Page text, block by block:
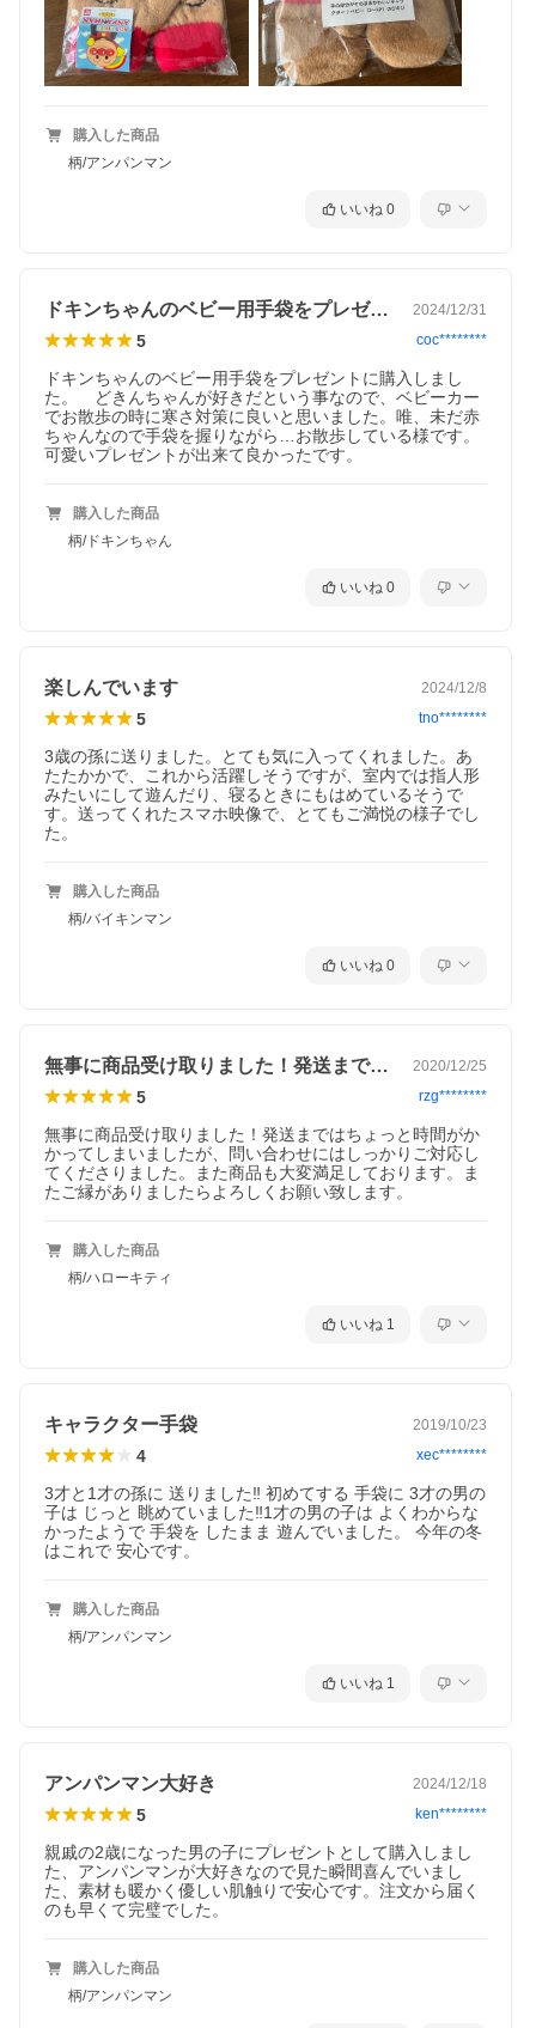
購入した商品
柄/アンパンマン
いいね 0
ドキンちゃんのベビー用手袋をプレゼント… 2024/12/31
5 coc********
ドキンちゃんのベビー用手袋をプレゼントに購入しまし
た。　どきんちゃんが好きだという事なので、ベビーカー
でお散歩の時に寒さ対策に良いと思いました。唯、未だ赤
ちゃんなので手袋を握りながら…お散歩している様です。
可愛いプレゼントが出来て良かったです。
購入した商品
柄/ドキンちゃん
いいね 0
楽しんでいます 2024/12/8
5 tno********
3歳の孫に送りました。とても気に入ってくれました。あ
たたかかで、これから活躍しそうですが、室内では指人形
みたいにして遊んだり、寝るときにもはめているそうで
す。送ってくれたスマホ映像で、とてもご満悦の様子でし
た。
購入した商品
柄/バイキンマン
いいね 0
無事に商品受け取りました！発送まではち… 2020/12/25
5 rzg********
無事に商品受け取りました！発送まではちょっと時間がか
かってしまいましたが、問い合わせにはしっかりご対応し
てくださりました。また商品も大変満足しております。ま
たご縁がありましたらよろしくお願い致します。
購入した商品
柄/ハローキティ
いいね 1
キャラクター手袋 2019/10/23
4 xec********
3才と1才の孫に 送りました‼️ 初めてする 手袋に 3才の男の
子は じっと 眺めていました‼️1才の男の子は よくわからな
かったようで 手袋を したまま 遊んでいました。 今年の冬
はこれで 安心です。
購入した商品
柄/アンパンマン
いいね 1
アンパンマン大好き 2024/12/18
5 ken********
親戚の2歳になった男の子にプレゼントとして購入しまし
た、アンパンマンが大好きなので見た瞬間喜んでいまし
た、素材も暖かく優しい肌触りで安心です。注文から届く
のも早くて完璧でした。
購入した商品
柄/アンパンマン